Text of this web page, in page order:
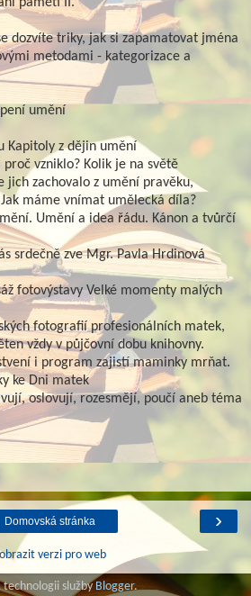
dozvíte triky, jak si zapamatovat jména
metodami - kategorizace a
umění
Kapitoly z dějin umění
vzniklo? Kolik je na světě
jich zachovalo z umění pravěku,
máme vnímat umělecká díla?
Umění a idea řádu. Kánon a tvůrčí
srdečně zve Mgr. Pavla Hrdinová
fotovýstavy Velké momenty malých
fotografií profesionálních matek,
vždy v půjčovní dobu knihovny.
i program zajistí maminky mrňat.
ke Dni matek
oslovují, rozesmějí, poučí aneb téma
›
Domovská stránka
verzi pro web
technologii služby Blogger.